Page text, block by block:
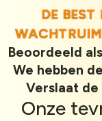
DE BEST
Beoordeeld
We hebben
Verslaat
Onze